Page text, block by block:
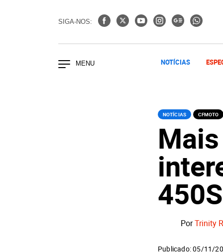
SIGA-NOS:
NOTÍCIAS
NOTÍCIAS CFMOTO
PorTrinity
Publicado: 05/11/